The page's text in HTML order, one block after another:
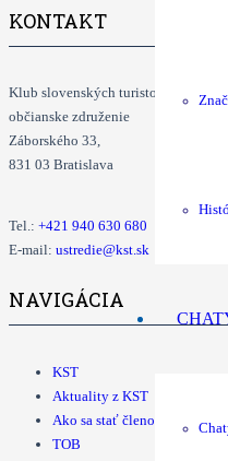
KONTAKT
Klub slovenských turistov
občianske združenie
Záborského 33,
831 03 Bratislava
Tel.: +421 940 630 680
E-mail: ustredie@kst.sk
NAVIGÁCIA
KST
Aktuality z KST
Ako sa stať členom KST
TOB